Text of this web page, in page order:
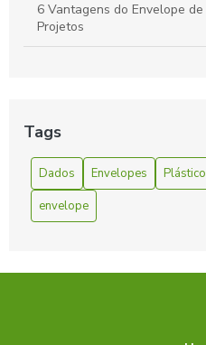
6 Vantagens do Envelope
Projetos
Solucionando Suas
Benefícios do Envelope Zip
Como escolher Envelope
Como Escolher o Envelope
Tags
Dados Envelopes
envelope